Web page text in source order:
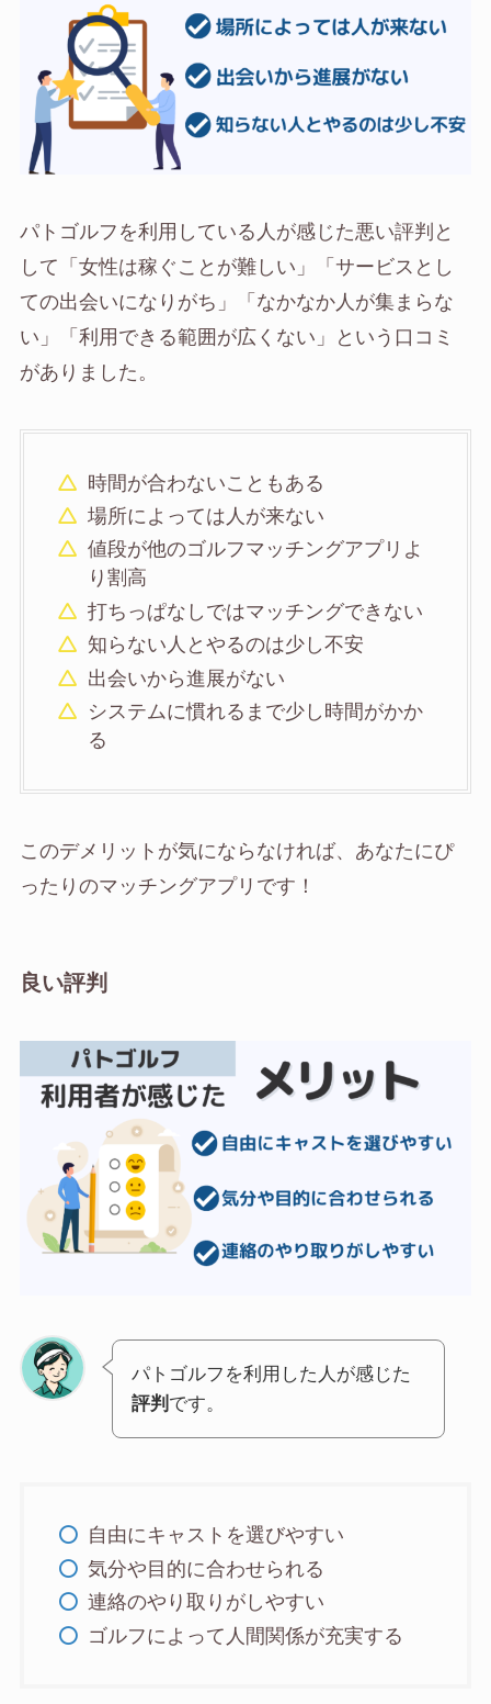
パトゴルフを利用している人が感じた悪い評判と
して「女性は稼ぐことが難しい」「サービスとし
ての出会いになりがち」「なかなか人が集まらな
い」「利用できる範囲が広くない」という口コミ
がありました。
時間が合わないこともある
場所によっては人が来ない
値段が他のゴルフマッチングアプリよ
り割高
打ちっぱなしではマッチングできない
知らない人とやるのは少し不安
出会いから進展がない
システムに慣れるまで少し時間がかか
る
このデメリットが気にならなければ、あなたにぴ
ったりのマッチングアプリです！
良い評判
パトゴルフを利用した人が感じた
評判 です。
自由にキャストを選びやすい
気分や目的に合わせられる
連絡のやり取りがしやすい
ゴルフによって人間関係が充実する